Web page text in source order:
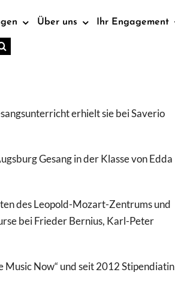
Über uns Ihr Engagement
erhielt sie bei Saverio
Gesang in der Klasse von Edda
des Leopold-Mozart-Zentrums und
bei Frieder Bernius, Karl-Peter
Music Now“ und seit 2012 Stipendiatin